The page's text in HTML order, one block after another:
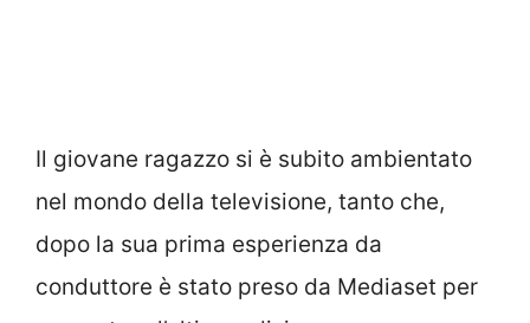
Il giovane ragazzo si è subito ambientato
nel mondo della televisione, tanto che,
dopo la sua prima esperienza da
conduttore è stato preso da Mediaset per